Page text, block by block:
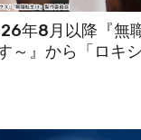
年8月以降『無
～』から「ロキ